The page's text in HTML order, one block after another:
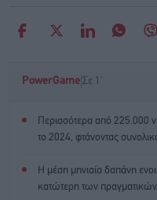
PowerGame Σε 1'
Περισσότερα από 225.000
το 2024, φτάνοντας
Η μέση μηνιαία δαπάνη
κατώτερη των